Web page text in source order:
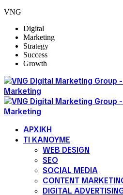
VNG
Digital
Marketing
Strategy
Success
Growth
ΑΡΧΙΚΗ
ΤΙ ΚΑΝΟΥΜΕ
WEB DESIGN
SEO
SOCIAL MEDIA
CONTENT
DIGITAL